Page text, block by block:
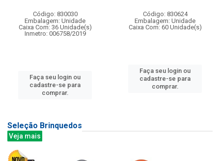
Código: 830030
Embalagem: Unidade
Caixa Com: 36 Unidade(s)
Inmetro: 006758/2019
Faça seu login ou
cadastre-se para
comprar.
Código: 830624
Embalagem: Unidade
Caixa Com: 60 Unidade(s)
Faça seu login ou
cadastre-se para
comprar.
Seleção Brinquedos
Veja mais